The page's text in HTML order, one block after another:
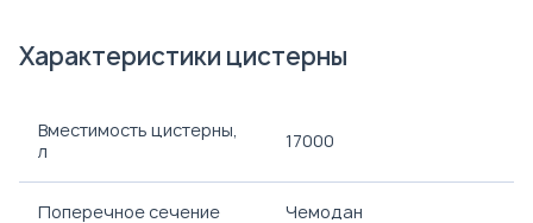
Характеристики цистерны
Вместимость цистерны,
л
17000
Поперечное сечение Чемодан